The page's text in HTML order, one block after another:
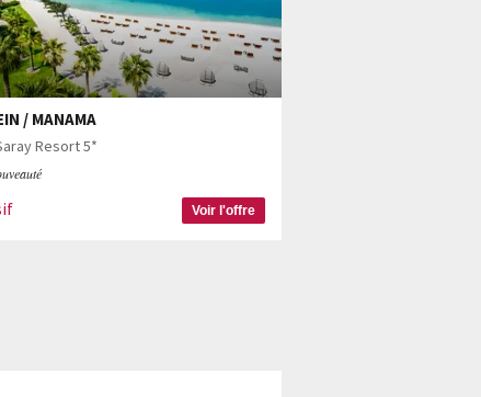
/ MANAMA
Resort 5*
Voir l'offre